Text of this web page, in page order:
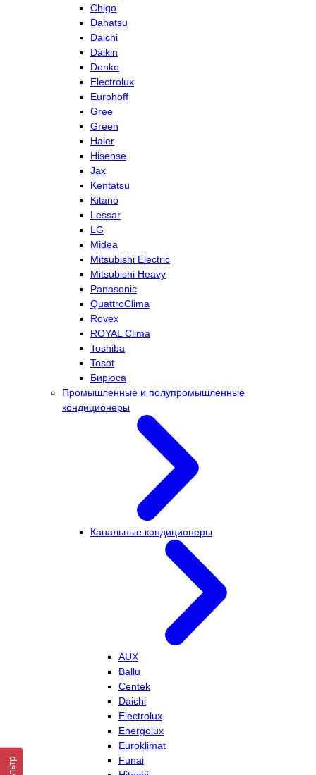
Chigo
Dahatsu
Daichi
Daikin
Denko
Electrolux
Eurohoff
Gree
Green
Haier
Hisense
Jax
Kentatsu
Kitano
Lessar
LG
Midea
Mitsubishi Electric
Mitsubishi Heavy
Panasonic
QuattroClima
Rovex
ROYAL Clima
Toshiba
Tosot
Бирюса
Промышленные и полупромышленные
кондиционеры
Канальные кондиционеры
AUX
Ballu
Centek
Daichi
Electrolux
Energolux
Euroklimat
Funai